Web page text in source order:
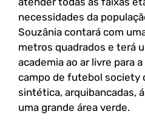
necessidades da
Souzânia contará com
metros quadrados e terá
academia ao ar livre para
campo de futebol society
sintética, arquibancadas,
uma grande área verde.